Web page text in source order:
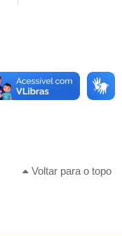
Voltar para o topo